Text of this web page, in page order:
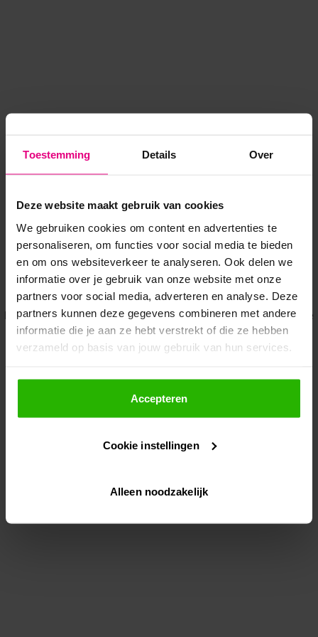
Toestemming Details Over
Deze website maakt gebruik van cookies
We gebruiken cookies om content en advertenties te
personaliseren, om functies voor social media te bieden
en om ons websiteverkeer te analyseren. Ook delen we
informatie over je gebruik van onze website met onze
partners voor social media, adverteren en analyse. Deze
partners kunnen deze gegevens combineren met andere
informatie die je aan ze hebt verstrekt of die ze hebben
verzameld op basis van jouw gebruik van hun services.
Als je op "Accepteer" klikt, dan geef je Voordeeluitjes.nl
toestemming om cookies voor social media en
gepersonaliseerde advertenties te plaatsen.
Lees hier meer over in onsprivacybeleid
Via "Cookie instellingen" kun je ook zelf instellen welke
Accepteren
Cookie instellingen
Alleen noodzakelijk
Application error: a client-side exception has occurred while
loadingwww.voordeeluitjes.nl (see the browser console for more
information).